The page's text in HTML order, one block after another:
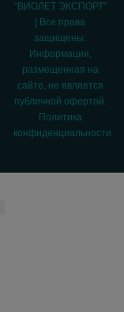
"ВИОЛЕТ ЭКСПОРТ"
| Все права
защищены.
Информация,
размещенная на
сайте, не является
публичной офертой.
Политика
конфиденциальности